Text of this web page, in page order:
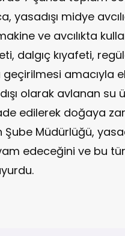
yasadışı midye
ve avcılıkta
dalgıç kıyafeti,
amacıyla
olarak avlanan su
edilerek doğaya
Müdürlüğü,
edeceğini ve bu